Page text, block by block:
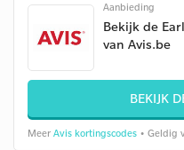
Aanbieding
Bekijk de
van Avis.be
BEKIJK
Meer Avis kortingscodes • Geldig